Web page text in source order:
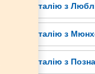
Тури в Італію з
Тури в Італію з
Тури в Італію з